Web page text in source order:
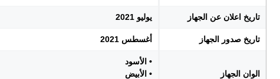
تاريخ اعلان عن الجهاز يوليو 2021
تاريخ صدور الجهاز أغسطس 2021
الوان الجهاز
• الأسود
• الأبيض